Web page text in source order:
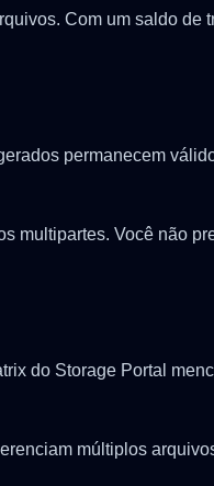
Com um saldo
permanecem
multipartes. Você não
do Storage Portal
múltiplos